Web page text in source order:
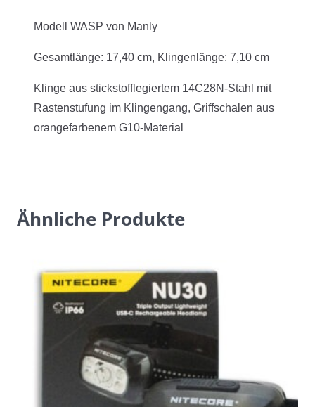
Modell WASP von Manly
Gesamtlänge: 17,40 cm, Klingenlänge: 7,10 cm
Klinge aus stickstofflegiertem 14C28N-Stahl mit
Rastenstufung im Klingengang, Griffschalen aus
orangefarbenem G10-Material
Ähnliche Produkte